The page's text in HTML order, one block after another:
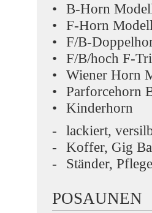
B-Horn
F-Horn
F/B-
F/B/hoch F-
Wiener Horn
Parforcehorn
Kinderhorn
lackiert,
Koffer, Gig
Ständer,
POSAUNEN